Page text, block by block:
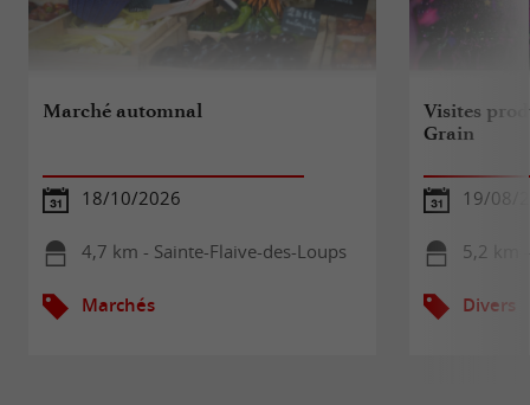
Marché automnal
18/10/2026
4,7 km - Sainte-Flaive-des-Loups
Marchés
Visites
Grain
19/08/
5,2 km
Divers